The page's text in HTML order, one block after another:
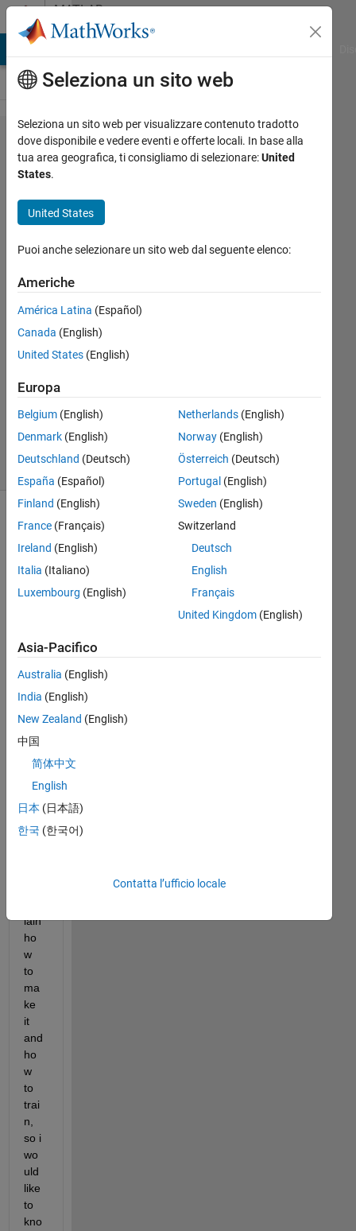
Vai al contenutoMATLAB
Answers
default
value
[fitnet]
인국
19 Dic
2022
1
Aggiornato
22 Feb
2023
6
Visualizzazioni
usi
ng
et, i
ma
de
pre
dicti
on
del.
lain
ho
w
to
ma
ke
it
and
ho
w
to
trai
n,
so i
wo
uld
like
to
kno
Seleziona un sito web
Seleziona un sito web per visualizzare contenuto tradotto
dove disponibile e vedere eventi e offerte locali. In base alla
tua area geografica, ti consigliamo di selezionare:United
States.
United States
Puoi anche selezionare un sito web dal seguente elenco:
Americhe
América Latina (Español)
Canada (English)
United States (English)
Europa
Belgium (English)
Denmark (English)
Deutschland (Deutsch)
España (Español)
Finland (English)
France (Français)
Ireland (English)
Italia (Italiano)
Luxembourg (English)
Netherlands(English)
Norway(English)
Österreich (Deutsch)
Portugal (English)
Sweden (English)
Switzerland
Deutsch
English
Français
United Kingdom(English)
Asia-Pacifico
Australia (English)
India (English)
New Zealand (English)
中国
简体中文
English
日本 (日本語)
한국 (한국어)
Contatta l’ufficio locale